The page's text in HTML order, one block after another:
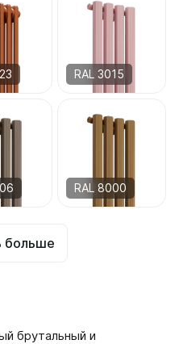
RAL 3015
RAL 8000
больше
брутальный и